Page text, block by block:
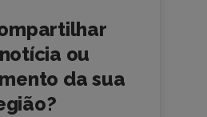
ou
da sua